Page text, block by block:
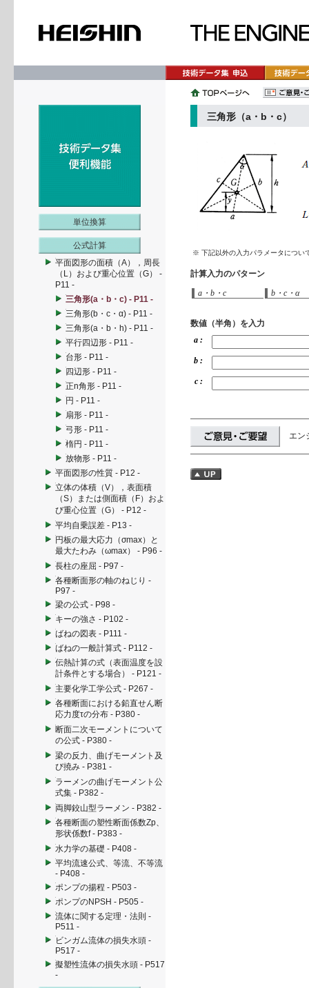
単位換算
公式計算
平面図形の面積（A），周長
（L）および重心位置（G） -
P11 -
三角形(a・b・c) - P11 -
三角形(b・c・α) - P11 -
三角形(a・b・h) - P11 -
平行四辺形 - P11 -
台形 - P11 -
四辺形 - P11 -
正n角形 - P11 -
円 - P11 -
扇形 - P11 -
弓形 - P11 -
楕円 - P11 -
放物形 - P11 -
平面図形の性質 - P12 -
立体の体積（V），表面積
（S）または側面積（F）およ
び重心位置（G） - P12 -
平均自乗誤差 - P13 -
円板の最大応力（σmax）と
最大たわみ（ωmax） - P96 -
長柱の座屈 - P97 -
各種断面形の軸のねじり -
P97 -
梁の公式 - P98 -
キーの強さ - P102 -
ばねの図表 - P111 -
ばねの一般計算式 - P112 -
伝熱計算の式（表面温度を設
計条件とする場合） - P121 -
主要化学工学公式 - P267 -
各種断面における鉛直せん断
応力度τの分布 - P380 -
断面二次モーメントについて
の公式 - P380 -
梁の反力、曲げモーメント及
び撓み - P381 -
ラーメンの曲げモーメント公
式集 - P382 -
両脚鉸山型ラーメン - P382 -
各種断面の塑性断面係数Zp、
形状係数f - P383 -
水力学の基礎 - P408 -
平均流速公式、等流、不等流
- P408 -
ポンプの揚程 - P503 -
ポンプのNPSH - P505 -
流体に関する定理・法則 -
P511 -
ビンガム流体の損失水頭 -
P517 -
擬塑性流体の損失水頭 - P517
-
三角形（a・b・c）
※ 下記以外の入力パラメータについ
計算入力のパターン
a・b・c
b・c・α
数値（半角）を入力
a :
b :
c :
エン